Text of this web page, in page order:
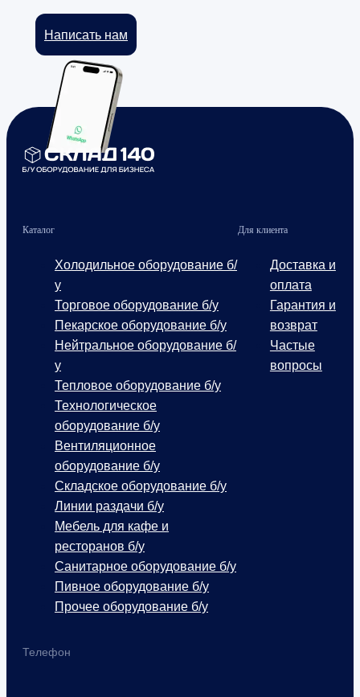
Написать нам
Телефон
Каталог
Холодильное оборудование б/
у
Торговое оборудование б/у
Пекарское оборудование б/у
Нейтральное оборудование б/
у
Тепловое оборудование б/у
Технологическое
оборудование б/у
Вентиляционное
оборудование б/у
Складское оборудование б/у
Линии раздачи б/у
Мебель для кафе и
ресторанов б/у
Санитарное оборудование б/у
Пивное оборудование б/у
Прочее оборудование б/у
Для клиента
Доставка и
оплата
Гарантия и
возврат
Частые
вопросы